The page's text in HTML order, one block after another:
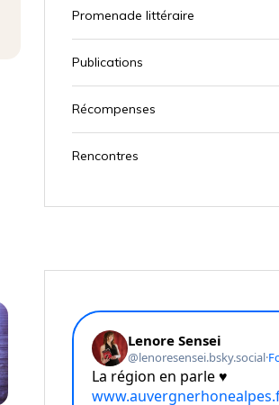
Promenade littéraire
Publications
Récompenses
Rencontres